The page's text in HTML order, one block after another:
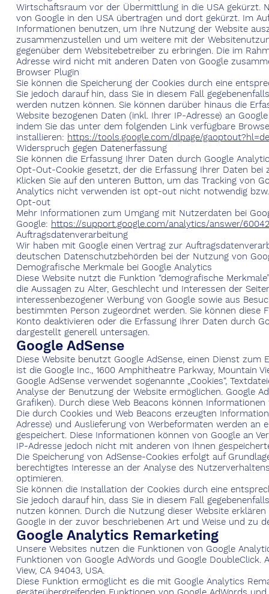
Wirtschaftsraum vor der Übermittlung in die USA gekürzt.
von Google in den USA übertragen und dort gekürzt. Im
Informationen benutzen, um Ihre Nutzung der Website
zusammenzustellen und um weitere mit der
gegenüber dem Websitebetreiber zu erbringen. Die im
Adresse wird nicht mit anderen Daten von Google
Browser Plugin
Sie können die Speicherung der Cookies durch eine
Sie jedoch darauf hin, dass Sie in diesem Fall
werden nutzen können. Sie können darüber hinaus die
Website bezogenen Daten (inkl. Ihrer IP-Adresse) an
indem Sie das unter dem folgenden Link verfügbare
installieren: https://tools.google.com/dlpage/gaoptout?hl=de
Widerspruch gegen Datenerfassung
Sie können die Erfassung Ihrer Daten durch Google
Opt-Out-Cookie gesetzt, der die Erfassung Ihrer Daten bei
Klicken Sie auf den unteren Button, um das Tracking von
Analytics nicht verwenden ist opt-out nicht notwendig
Opt-out
Mehr Informationen zum Umgang mit Nutzerdaten bei
Google: https://support.google.com/analytics/answer/
Auftragsdatenverarbeitung
Wir haben mit Google einen Vertrag zur
deutschen Datenschutzbehörden bei der Nutzung von
Demografische Merkmale bei Google Analytics
Diese Website nutzt die Funktion “demografische
die Aussagen zu Alter, Geschlecht und Interessen der
interessenbezogener Werbung von Google sowie aus
bestimmten Person zugeordnet werden. Sie können diese
Konto deaktivieren oder die Erfassung Ihrer Daten durch
dargestellt generell untersagen.
Google AdSense
Diese Website benutzt Google AdSense, einen Dienst zum
ist die Google Inc., 1600 Amphitheatre Parkway, Mountain
Google AdSense verwendet sogenannte „Cookies“,
Analyse der Benutzung der Website ermöglichen. Google
Grafiken). Durch diese Web Beacons können
Die durch Cookies und Web Beacons erzeugten
Adresse) und Auslieferung von Werbeformaten werden an
gespeichert. Diese Informationen können von Google an
IP-Adresse jedoch nicht mit anderen von Ihnen
Die Speicherung von AdSense-Cookies erfolgt auf
berechtigtes Interesse an der Analyse des
optimieren.
Sie können die Installation der Cookies durch eine
Sie jedoch darauf hin, dass Sie in diesem Fall
nutzen können. Durch die Nutzung dieser Website
Google in der zuvor beschriebenen Art und Weise und zu
Google Analytics Remarketing
Unsere Websites nutzen die Funktionen von Google
Funktionen von Google AdWords und Google DoubleClick.
View, CA 94043, USA.
Diese Funktion ermöglicht es die mit Google Analytics